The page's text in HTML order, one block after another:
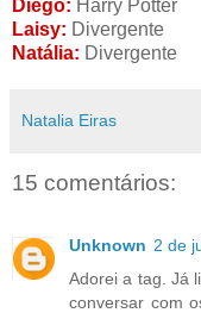
Diego: Harry Potter
Laisy: Divergente
Natália: Divergente
Natalia Eiras
15 comentários:
Unknown 2 de
Adorei a tag. Já
conversar com